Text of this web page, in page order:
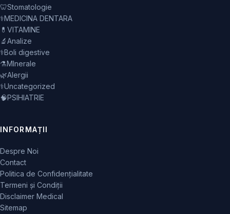
🦷Stomatologie
⚕️MEDICINA DENTARA
💊 VITAMINE
🔬Analize
⚕️Boli digestive
⚗️MInerale
🌿Alergii
⚕️Uncategorized
🧠PSIHIATRIE
INFORMAȚII
Despre Noi
Contact
Politica de Confidențialitate
Termeni și Condiții
Disclaimer Medical
Sitemap